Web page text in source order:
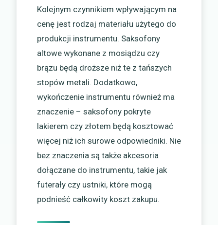
Kolejnym czynnikiem wpływającym na
cenę jest rodzaj materiału użytego do
produkcji instrumentu. Saksofony
altowe wykonane z mosiądzu czy
brązu będą droższe niż te z tańszych
stopów metali. Dodatkowo,
wykończenie instrumentu również ma
znaczenie – saksofony pokryte
lakierem czy złotem będą kosztować
więcej niż ich surowe odpowiedniki. Nie
bez znaczenia są także akcesoria
dołączane do instrumentu, takie jak
futerały czy ustniki, które mogą
podnieść całkowity koszt zakupu.